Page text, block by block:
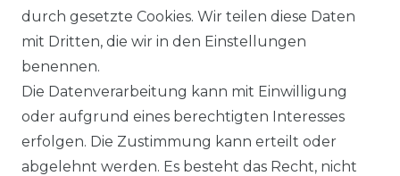
durch gesetzte Cookies. Wir teilen diese Daten
mit Dritten, die wir in den Einstellungen
benennen.
Die Datenverarbeitung kann mit Einwilligung
oder aufgrund eines berechtigten Interesses
erfolgen. Die Zustimmung kann erteilt oder
abgelehnt werden. Es besteht das Recht, nicht